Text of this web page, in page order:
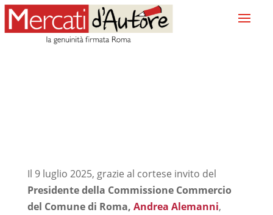
Il 9 luglio 2025, grazie al cortese invito del
Presidente della Commissione Commercio
del Comune di Roma, Andrea Alemanni,